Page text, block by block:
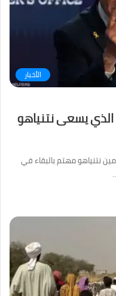
الأخبار
يسعى نتنياهو
نتنياهو مهتم بالبقاء في